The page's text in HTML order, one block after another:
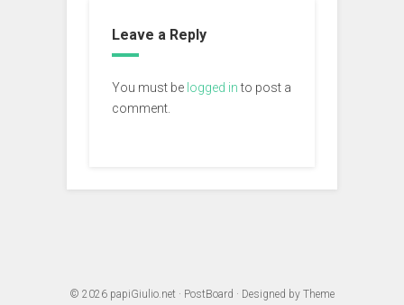
Leave a Reply
You must be logged into post a
comment.
© 2026 papiGiulio.net · PostBoard · Designed by Theme